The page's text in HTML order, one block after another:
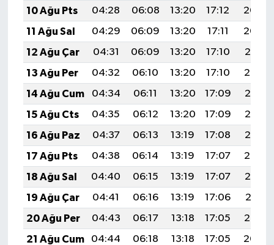
10 Ağu Pts
04:28 06:08 13:20 17:12
20:23
11 Ağu Sal
04:29 06:09 13:20 17:11
20:22
12 Ağu Çar
04:31 06:09 13:20 17:10
20:21
13 Ağu Per
04:32 06:10 13:20 17:10
20:19
14 Ağu Cum
04:34 06:11 13:20 17:09
20:18
15 Ağu Cts
04:35 06:12 13:20 17:09
20:17
16 Ağu Paz
04:37 06:13 13:19 17:08
20:15
17 Ağu Pts
04:38 06:14 13:19 17:07
20:14
18 Ağu Sal
04:40 06:15 13:19 17:07
20:12
19 Ağu Çar
04:41 06:16 13:19 17:06
20:11
20 Ağu Per
04:43 06:17 13:18 17:05
20:10
21 Ağu Cum
04:44 06:18 13:18 17:05
20:08